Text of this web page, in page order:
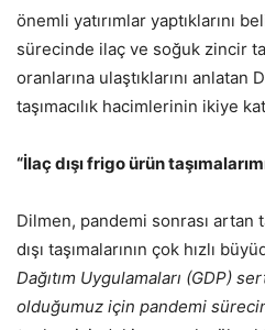
önemli yatırımlar yaptıklarını
sürecinde ilaç ve soğuk zincir
oranlarına ulaştıklarını
taşımacılık hacimlerinin ikiye
“İlaç dışı frigo ürün
Dilmen, pandemi sonrası
dışı taşımalarının çok hızlı
Dağıtım Uygulamaları (GDP)
olduğumuz için pandemi